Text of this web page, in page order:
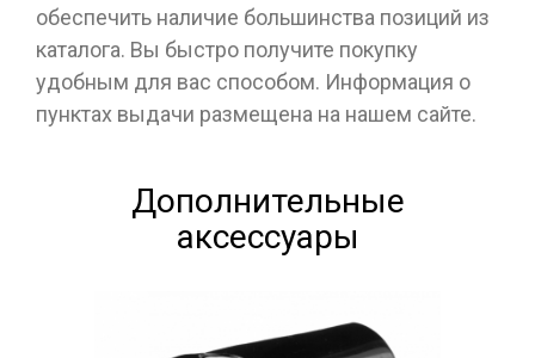
обеспечить наличие большинства позиций из
каталога. Вы быстро получите покупку
удобным для вас способом. Информация о
пунктах выдачи размещена на нашем сайте.
Дополнительные
аксессуары